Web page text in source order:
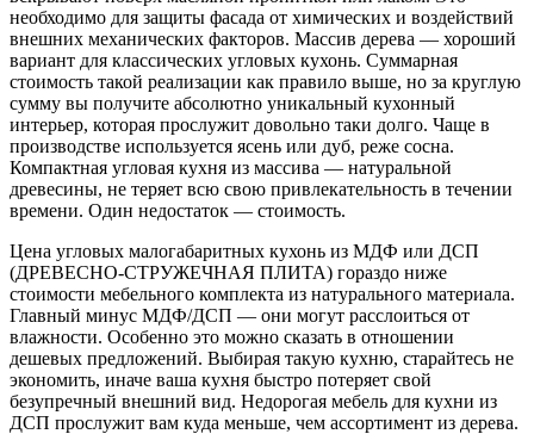
необходимо для защиты фасада от химических и воздействий
внешних механических факторов. Массив дерева — хороший
вариант для классических угловых кухонь. Суммарная
стоимость такой реализации как правило выше, но за круглую
сумму вы получите абсолютно уникальный кухонный
интерьер, которая прослужит довольно таки долго. Чаще в
производстве используется ясень или дуб, реже сосна.
Компактная угловая кухня из массива — натуральной
древесины, не теряет всю свою привлекательность в течении
времени. Один недостаток — стоимость.
Цена угловых малогабаритных кухонь из МДФ или ДСП
(ДРЕВЕСНО-СТРУЖЕЧНАЯ ПЛИТА) гораздо ниже
стоимости мебельного комплекта из натурального материала.
Главный минус МДФ/ДСП — они могут расслоиться от
влажности. Особенно это можно сказать в отношении
дешевых предложений. Выбирая такую кухню, старайтесь не
экономить, иначе ваша кухня быстро потеряет свой
безупречный внешний вид. Недорогая мебель для кухни из
ДСП прослужит вам куда меньше, чем ассортимент из дерева.